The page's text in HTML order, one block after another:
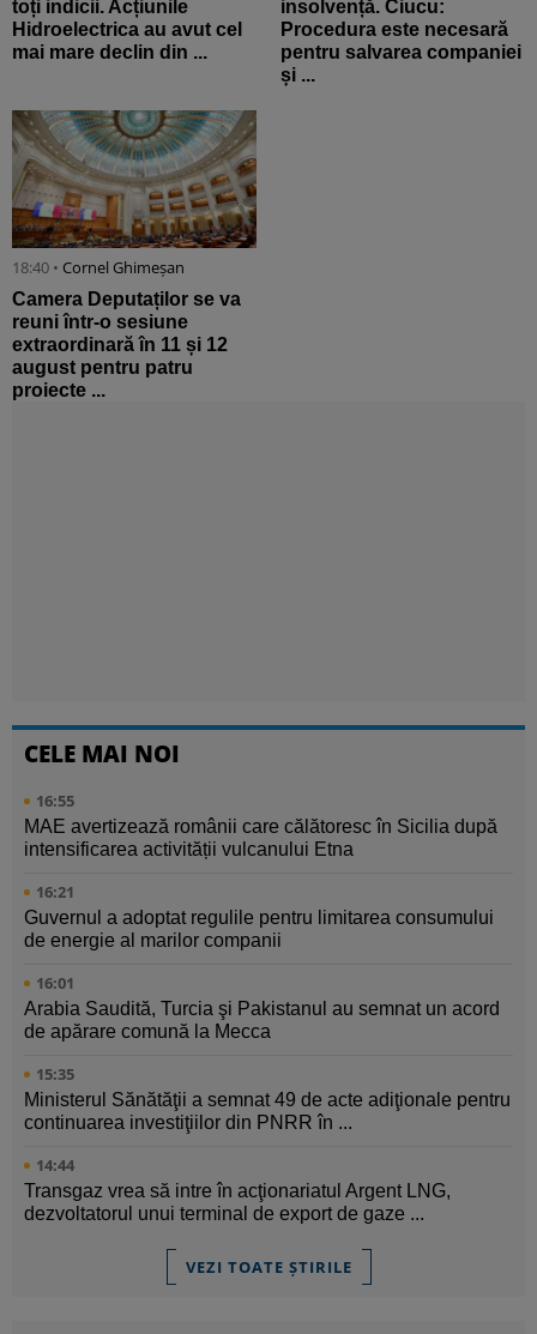
toți indicii. Acțiunile
Hidroelectrica au avut cel
mai mare declin din ...
insolvență. Ciucu:
Procedura este necesară
pentru salvarea companiei
și ...
18:40 • Cornel Ghimeșan
Camera Deputaților se va
reuni într-o sesiune
extraordinară în 11 și 12
august pentru patru
proiecte ...
CELE MAI NOI
16:55
MAE avertizează românii care călătoresc în Sicilia după
intensificarea activității vulcanului Etna
16:21
Guvernul a adoptat regulile pentru limitarea consumului
de energie al marilor companii
16:01
Arabia Saudită, Turcia şi Pakistanul au semnat un acord
de apărare comună la Mecca
15:35
Ministerul Sănătăţii a semnat 49 de acte adiţionale pentru
continuarea investiţiilor din PNRR în ...
14:44
Transgaz vrea să intre în acţionariatul Argent LNG,
dezvoltatorul unui terminal de export de gaze ...
VEZI TOATE ȘTIRILE